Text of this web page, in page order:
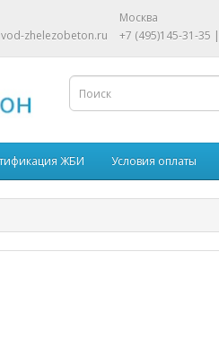
zhelezobeton.ru
Москва
+7 (495)145-31-35 |
ЖБИ Условия оплаты